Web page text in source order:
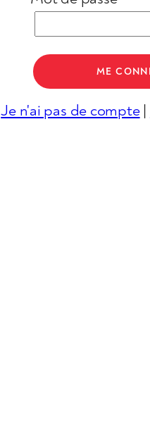
Je n'ai pas de compte|